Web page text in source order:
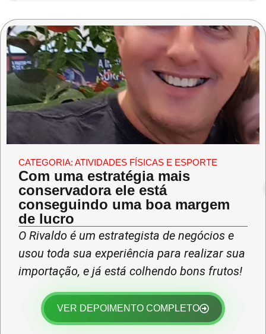
CATEGORIA: ATIVIDADES FÍSICAS E ESPORTE
Com uma estratégia mais
conservadora ele está
conseguindo uma boa margem
de lucro
O Rivaldo é um estrategista de negócios e
usou toda sua experiência para realizar sua
importação, e já está colhendo bons frutos!
VER DEPOIMENTO COMPLETO